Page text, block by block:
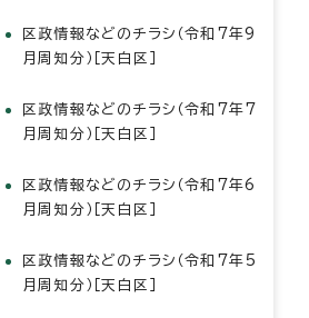
区政情報などのチラシ（令和7年9
月周知分）［天白区］
区政情報などのチラシ（令和7年7
月周知分）［天白区］
区政情報などのチラシ（令和7年6
月周知分）［天白区］
区政情報などのチラシ（令和7年5
月周知分）［天白区］